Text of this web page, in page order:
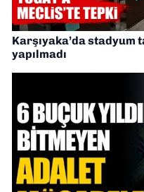
Karşıyaka’da stadyum
yapılmadı